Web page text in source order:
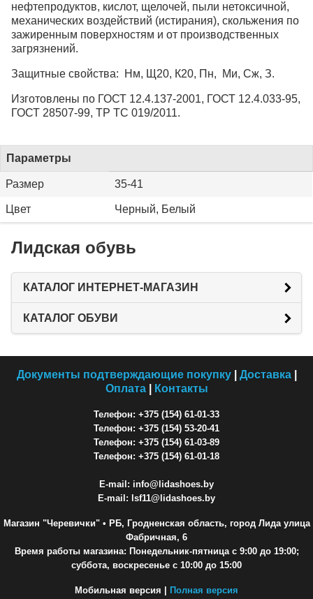
нефтепродуктов, кислот, щелочей, пыли нетоксичной,
механических воздействий (истирания), скольжения по
зажиренным поверхностям и от производственных
загрязнений.
Защитные свойства: Нм, Щ20, К20, Пн, Ми, Сж, З.
Изготовлены по ГОСТ 12.4.137-2001, ГОСТ 12.4.033-95,
ГОСТ 28507-99, ТР ТС 019/2011.
Параметры
Размер 35-41
Цвет Черный, Белый
Лидская обувь
КАТАЛОГ ИНТЕРНЕТ-МАГАЗИН
КАТАЛОГ ОБУВИ
Документы подтверждающие покупку| Доставка|
Оплата| Контакты
Телефон: +375 (154) 61-01-33
Телефон: +375 (154) 53-20-41
Телефон: +375 (154) 61-03-89
Телефон: +375 (154) 61-01-18
E-mail: info@lidashoes.by
E-mail: lsf11@lidashoes.by
Магазин "Черевички"• РБ, Гродненская область, город Лида улица
Фабричная, 6
Время работы магазина: Понедельник-пятница с 9:00 до 19:00;
суббота, воскресенье с 10:00 до 15:00
Мобильная версия | Полная версия